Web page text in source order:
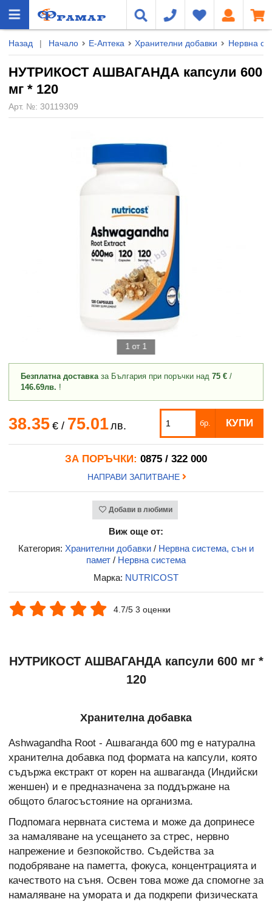
Назад | Начало Е-Аптека Хранителни добавки Нервна
НУТРИКОСТ АШВАГАНДА капсули 600
мг * 120
Арт. №: 30119309
1 от 1
Безплатна доставказа България при поръчки над 75 € /
146.69лв. !
38.35 €/ 75.01лв. бр. КУПИ
ЗА ПОРЪЧКИ: 0875 / 322 000
НАПРАВИ ЗАПИТВАНЕ
Добави в любими
Виж още от:
Категория: Хранителни добавки / Нервна система, сън и
памет / Нервна система
Марка: NUTRICOST
4.7/5 3 оценки
НУТРИКОСТ АШВАГАНДА капсули 600 мг *
120
Хранителна добавка
Ashwagandha Root - Ашваганда 600 mg е натурална
хранителна добавка под формата на капсули, която
съдържа екстракт от корен на ашваганда (Индийски
женшен) и е предназначена за поддържане на
общото благосъстояние на организма.
Подпомага нервната система и може да допринесе
за намаляване на усещането за стрес, нервно
напрежение и безпокойство. Съдейства за
подобряване на паметта, фокуса, концентрацията и
качеството на съня. Освен това може да спомогне за
намаляване на умората и да подкрепи физическата